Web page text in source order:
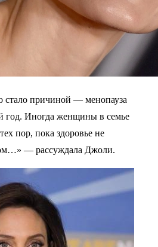
стало причиной — менопауза
год. Иногда женщины в семье
пор, пока здоровье не
— рассуждала Джоли.